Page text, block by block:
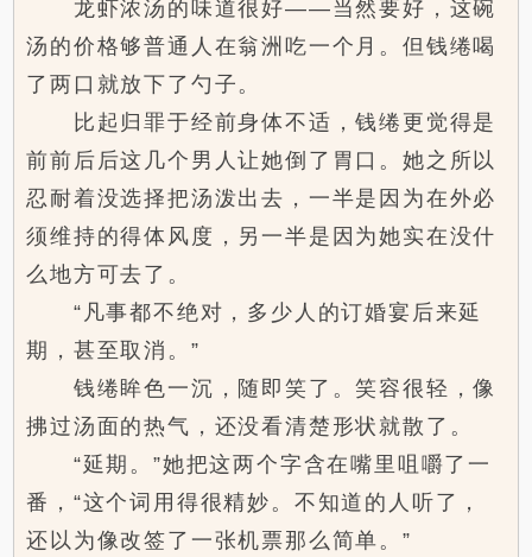
龙虾浓汤的味道很好——当然要好，这碗
汤的价格够普通人在翁洲吃一个月。但钱绻喝
了两口就放下了勺子。
比起归罪于经前身体不适，钱绻更觉得是
前前后后这几个男人让她倒了胃口。她之所以
忍耐着没选择把汤泼出去，一半是因为在外必
须维持的得体风度，另一半是因为她实在没什
么地方可去了。
“凡事都不绝对，多少人的订婚宴后来延
期，甚至取消。”
钱绻眸色一沉，随即笑了。笑容很轻，像
拂过汤面的热气，还没看清楚形状就散了。
“延期。”她把这两个字含在嘴里咀嚼了一
番，“这个词用得很精妙。不知道的人听了，
还以为像改签了一张机票那么简单。”